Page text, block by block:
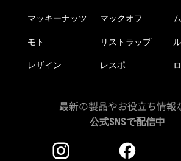
マッキーナッツ マックオフ
モト リストラップ
レザイン レスポ
最新の製品やお役立ち情報
公式SNSで配信中